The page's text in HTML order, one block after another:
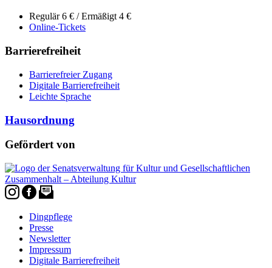
Regulär 6 € / Ermäßigt 4 €
Online-Tickets
Barrierefreiheit
Barrierefreier Zugang
Digitale Barrierefreiheit
Leichte Sprache
Hausordnung
Gefördert von
Dingpflege
Presse
Newsletter
Impressum
Digitale Barrierefreiheit